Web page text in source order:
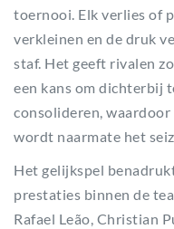
toernooi. Elk verlies of
verkleinen en de druk
staf. Het geeft rivalen
een kans om dichterbij
consolideren,
wordt naarmate het
Het gelijkspel
prestaties binnen de
Rafael Leão, Christian